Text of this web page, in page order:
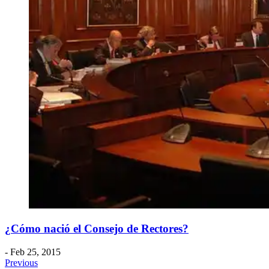
¿Cómo nació el Consejo de Rectores?
- Feb 25, 2015
Previous